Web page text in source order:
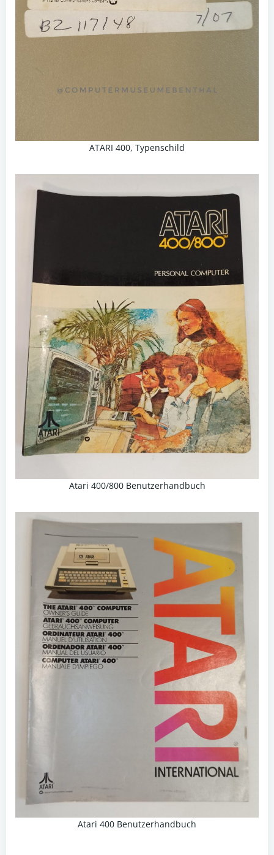
ATARI 400, Typenschild
Atari 400/800 Benutzerhandbuch
Atari 400 Benutzerhandbuch